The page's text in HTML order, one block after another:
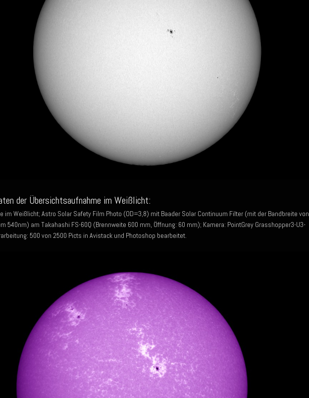
der Übersichtsaufnahme im Weißlicht:
im Weißlicht; Astro Solar Safety Film Photo (OD=3,8) mit Baader Solar Continuum Filter (mit der Bandbreite von
540nm) am Takahashi FS-60Q (Brennweite 600 mm, Öffnung: 60 mm); Kamera: PointGrey Grasshopper3-U3-
500 von 2500 Picts in Avistack und Photoshop bearbeitet.